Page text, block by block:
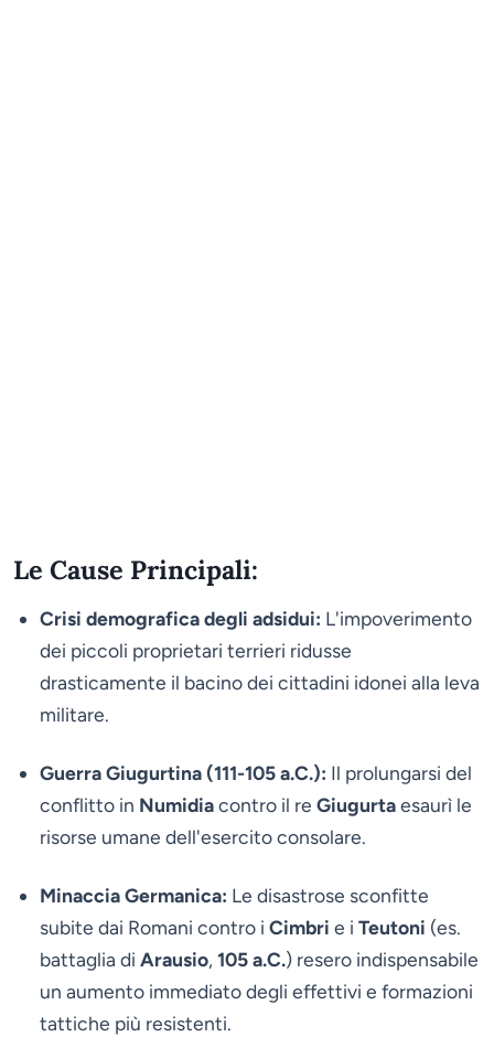
Le Cause Principali:
Crisi demografica degli adsidui: L'impoverimento
dei piccoli proprietari terrieri ridusse
drasticamente il bacino dei cittadini idonei alla leva
militare.
Guerra Giugurtina (111-105 a.C.): Il prolungarsi del
conflitto in Numidiacontro il re Giugurtaesaurì le
risorse umane dell'esercito consolare.
Minaccia Germanica: Le disastrose sconfitte
subite dai Romani contro i Cimbri e i Teutoni (es.
battaglia di Arausio, 105 a.C.) resero indispensabile
un aumento immediato degli effettivi e formazioni
tattiche più resistenti.